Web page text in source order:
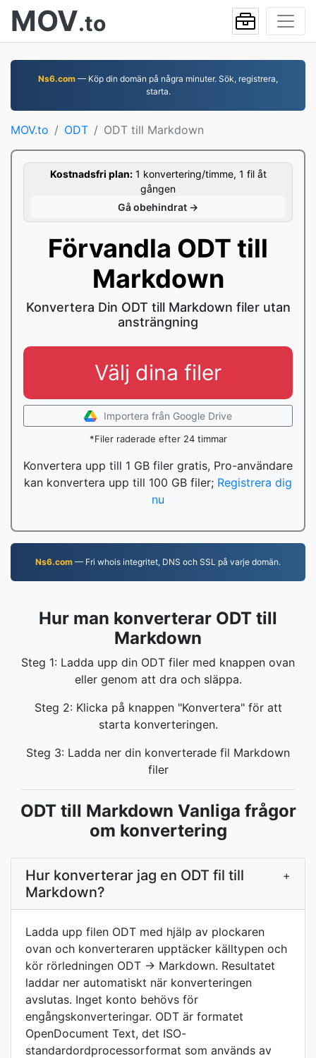
MOV.to
Ns6.com — Köp din domän på några minuter. Sök, registrera,
starta.
MOV.to ODT ODT till Markdown
Kostnadsfri plan:1 konvertering/timme, 1 fil åt
gången
Gå obehindrat →
Förvandla ODT till
Markdown
Konvertera Din ODT till Markdown filer utan
ansträngning
Välj dina filer
Importera från Google Drive
*Filer raderade efter 24 timmar
Konvertera upp till 1 GB filer gratis, Pro-användare
kan konvertera upp till 100 GB filer; Registrera dig
nu
Ns6.com — Fri whois integritet, DNS och SSL på varje domän.
Hur man konverterar ODT till
Markdown
Steg 1: Ladda upp din ODT filer med knappen ovan
eller genom att dra och släppa.
Steg 2: Klicka på knappen "Konvertera" för att
starta konverteringen.
Steg 3: Ladda ner din konverterade fil Markdown
filer
ODT till Markdown Vanliga frågor
om konvertering
Hur konverterar jag en ODT fil till
Markdown?
+
Ladda upp filen ODT med hjälp av plockaren
ovan och konverteraren upptäcker källtypen och
kör rörledningen ODT → Markdown. Resultatet
laddar ner automatiskt när konverteringen
avslutas. Inget konto behövs för
engångskonverteringar. ODT är formatet
OpenDocument Text, det ISO-
standardordprocessorformat som används av